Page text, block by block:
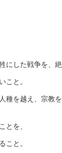
にした戦争を、
こと。
種を越え、宗教
とを、
こと。